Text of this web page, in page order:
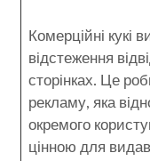
Комерційні кукі
відстеження
сторінках. Це
рекламу, яка
окремого
цінною для